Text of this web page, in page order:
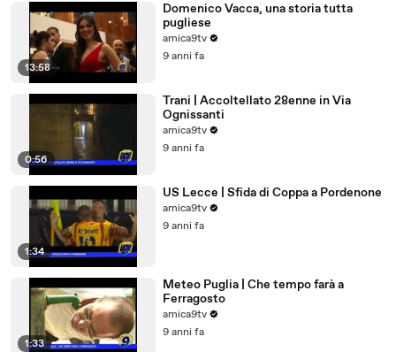
13:58
Domenico Vacca, una storia tutta
pugliese
amica9tv
9 anni fa
0:56
Trani | Accoltellato 28enne in Via
Ognissanti
amica9tv
9 anni fa
1:34
US Lecce | Sfida di Coppa a Pordenone
amica9tv
9 anni fa
1:33
Meteo Puglia | Che tempo farà a
Ferragosto
amica9tv
9 anni fa